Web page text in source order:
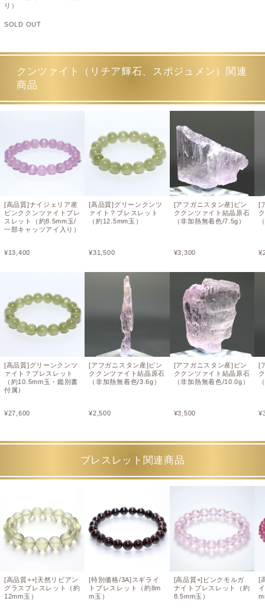
り）
SOLD OUT
クンツァイト（リチア輝石、スポジュメン）関連
商品
[高品質]ナイジェリア産
ピンククンツァイトブレ
スレット（約8.5mm玉/
一部キャッツアイ入り）
¥13,400
[高品質]グリーンクンツ
ァイト？ブレスレット
（約10.5mm玉・鑑別書
付属）
¥27,600
[高品質]グリーンクンツ
ァイト？ブレスレット
（約12.5mm玉）
¥31,500
[アフガニスタン産]ピン
ククンツァイト結晶原石
（非加熱無着色/3.6g）
¥2,500
[アフガニスタン産]ピン
ククンツァイト結晶原石
（非加熱無着色/7.5g）
¥3,300
[アフガニスタン産]ピン
ククンツァイト結晶原石
（非加熱無着色/10.0g）
¥3,500
[
¥
[
¥
ブレスレット関連商品
[高品質++]天然リビアン
グラスブレスレット（約
12mm玉）
[特別価格/3A]スギライ
トブレスレット（約8m
m玉）
[高品質+]ピンクモルガ
ナイトブレスレット（約
8.5mm玉）
[